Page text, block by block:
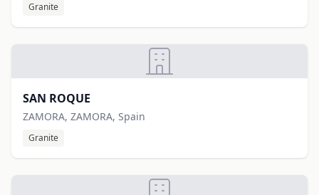
Granite
SAN ROQUE
ZAMORA, ZAMORA, Spain
Granite